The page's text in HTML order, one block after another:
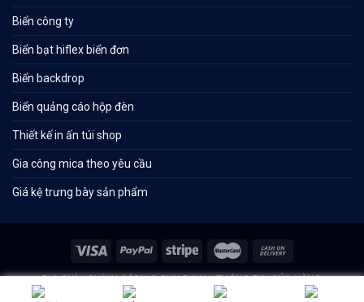
Biển công ty
Biển bạt hiflex biển đơn
Biển backdrop
Biển quảng cáo hộp đèn
Thiết kế in ấn túi shop
Gia công mica theo yêu cầu
Giá kệ trưng bày sản phẩm
ĐỊA CHỈ CHÍNH SÁCH & QUY ĐỊNH THÔNG TIN CỬA HÀNG